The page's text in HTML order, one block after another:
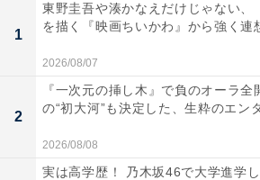
1
東野圭吾や湊かなえだけじゃない、
を描く『映画ちいかわ』から強く連
2026/08/07
2
『一次元の挿し木』で負のオーラ全
の“初大河”も決定した、生粋のエン
2026/08/08
実は高学歴！ 乃木坂46で大学進学